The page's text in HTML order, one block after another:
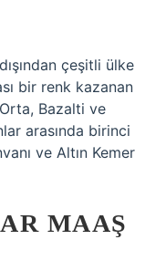
çeşitli ülke
bir renk kazanan
Bazalti ve
arasında birinci
ve Altın Kemer
MAAŞ